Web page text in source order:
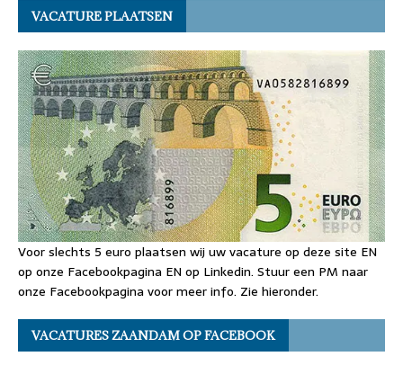
VACATURE PLAATSEN
Voor slechts 5 euro plaatsen wij uw vacature op deze site EN
op onze Facebookpagina EN op Linkedin. Stuur een PM naar
onze Facebookpagina voor meer info. Zie hieronder.
VACATURES ZAANDAM OP FACEBOOK